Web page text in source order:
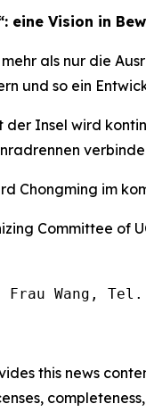
eine Vision in
als nur die
und so ein
der Insel wird
Chongming im
Committee of
Frau Wang,
this news